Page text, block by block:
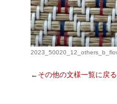
←その他の文様一覧に戻る